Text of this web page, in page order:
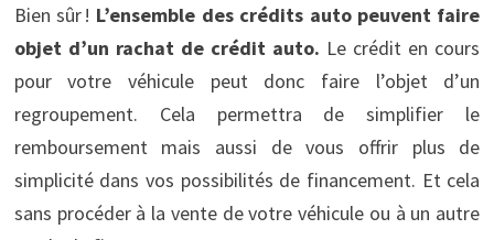
Bien sûr ! L’ensemble des crédits auto peuvent faire
objet d’un rachat de crédit auto. Le crédit en cours
pour votre véhicule peut donc faire l’objet d’un
regroupement. Cela permettra de simplifier le
remboursement mais aussi de vous offrir plus de
simplicité dans vos possibilités de financement. Et cela
sans procéder à la vente de votre véhicule ou à un autre